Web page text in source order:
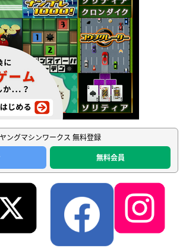
ヤングマシンワークス 無料登録
無料会員